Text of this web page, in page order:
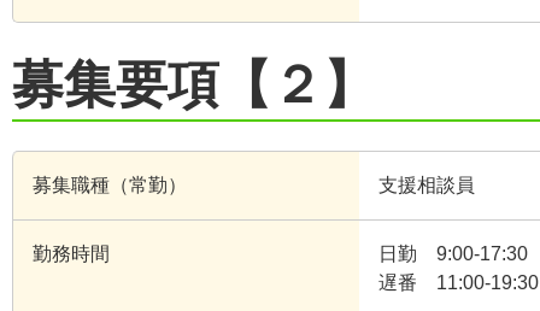
募集要項【２】
募集職種（常勤） 支援相談員
勤務時間
日勤 9:00-17:30
遅番 11:00-19:30